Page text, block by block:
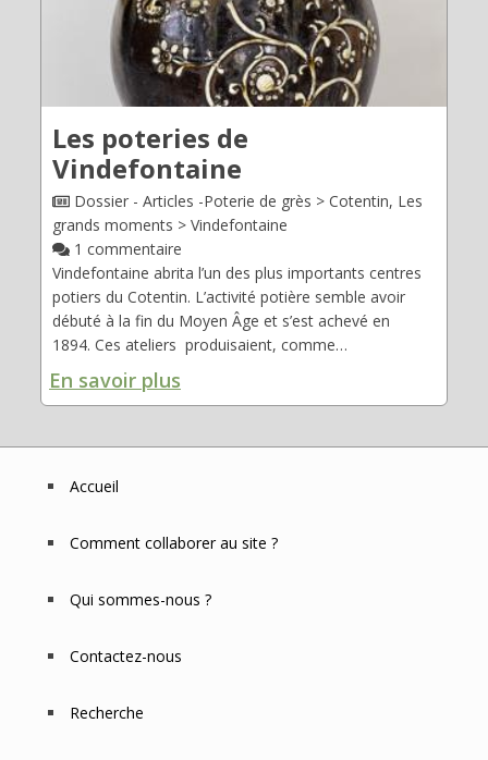
Déplier
Usage
Actualités
Déplier
Où
Déplier
Contact
Les poteries de
Vindefontaine
Dossier - Articles -Poterie de grès > Cotentin, Les
grands moments > Vindefontaine
1 commentaire
Vindefontaine abrita l’un des plus importants centres
potiers du Cotentin. L’activité potière semble avoir
débuté à la fin du Moyen Âge et s’est achevé en
1894. Ces ateliers produisaient, comme…
En savoir plus
FooterAccueil
Comment collaborer au site ?
Qui sommes-nous ?
Contactez-nous
Recherche